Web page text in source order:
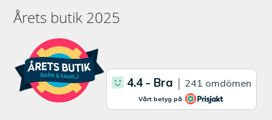
Årets butik 2025